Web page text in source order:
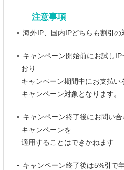
注意事項
海外IP、国内IPどちらも割引の
キャンペーン開始前にお試し
おり
キャンペーン期間中にお支払い
キャンペーン対象となります。
キャンペーン終了後にお問い
キャンペーンを
適用することはできかねます
キャンペーン終了後は5%引で